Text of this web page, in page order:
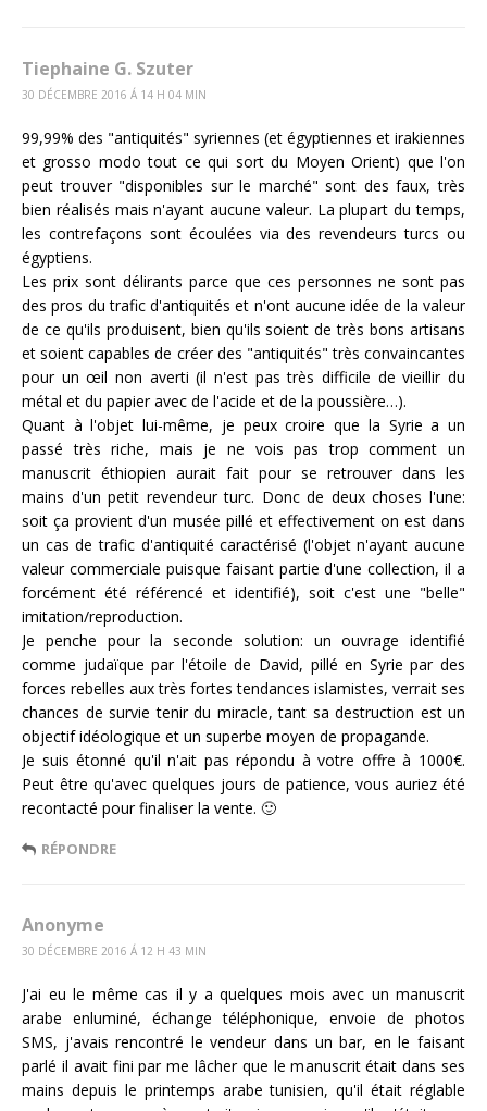
Tiephaine G. Szuter
30 DÉCEMBRE 2016 Á 14 H 04 MIN
99,99% des "antiquités" syriennes (et égyptiennes et irakiennes
et grosso modo tout ce qui sort du Moyen Orient) que l'on
peut trouver "disponibles sur le marché" sont des faux, très
bien réalisés mais n'ayant aucune valeur. La plupart du temps,
les contrefaçons sont écoulées via des revendeurs turcs ou
égyptiens.
Les prix sont délirants parce que ces personnes ne sont pas
des pros du trafic d'antiquités et n'ont aucune idée de la valeur
de ce qu'ils produisent, bien qu'ils soient de très bons artisans
et soient capables de créer des "antiquités" très convaincantes
pour un œil non averti (il n'est pas très difficile de vieillir du
métal et du papier avec de l'acide et de la poussière…).
Quant à l'objet lui-même, je peux croire que la Syrie a un
passé très riche, mais je ne vois pas trop comment un
manuscrit éthiopien aurait fait pour se retrouver dans les
mains d'un petit revendeur turc. Donc de deux choses l'une:
soit ça provient d'un musée pillé et effectivement on est dans
un cas de trafic d'antiquité caractérisé (l'objet n'ayant aucune
valeur commerciale puisque faisant partie d'une collection, il a
forcément été référencé et identifié), soit c'est une "belle"
imitation/reproduction.
Je penche pour la seconde solution: un ouvrage identifié
comme judaïque par l'étoile de David, pillé en Syrie par des
forces rebelles aux très fortes tendances islamistes, verrait ses
chances de survie tenir du miracle, tant sa destruction est un
objectif idéologique et un superbe moyen de propagande.
Je suis étonné qu'il n'ait pas répondu à votre offre à 1000€.
Peut être qu'avec quelques jours de patience, vous auriez été
recontacté pour finaliser la vente. 🙂
RÉPONDRE
Anonyme
30 DÉCEMBRE 2016 Á 12 H 43 MIN
J'ai eu le même cas il y a quelques mois avec un manuscrit
arabe enluminé, échange téléphonique, envoie de photos
SMS, j'avais rencontré le vendeur dans un bar, en le faisant
parlé il avait fini par me lâcher que le manuscrit était dans ses
mains depuis le printemps arabe tunisien, qu'il était réglable